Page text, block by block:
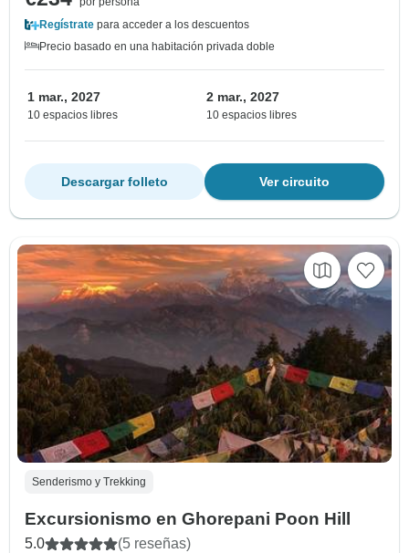
Regístrate para acceder a los descuentos
Precio basado en una habitación privada doble
1 mar., 2027
10 espacios libres
2 mar., 2027
10 espacios libres
Ver circuito
Descargar folleto
Senderismo y Trekking
Excursionismo en Ghorepani Poon Hill
5.0 (5 reseñas)